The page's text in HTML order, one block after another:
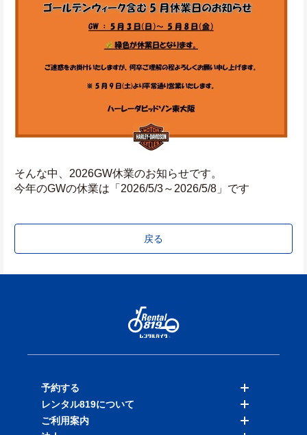
そんな中、2026GW休業のお知らせです。
今年のGWの休業は「2026/5/3～2026/5/8」です
戻る
予約する
バイクを探す
店舗を探す
レンタル819について
料金表
ご利用案内